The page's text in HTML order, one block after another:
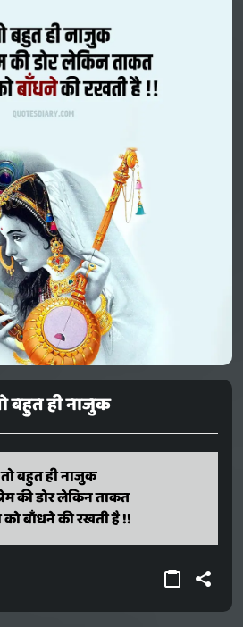
बहुत ही नाजुक
बहुत ही नाजुक
की डोर लेकिन ताकत
को बाँधने की रखती है !!
to bahut hi naajuk
ki dor lekin taakat
baandhane ki rakhati hai !!